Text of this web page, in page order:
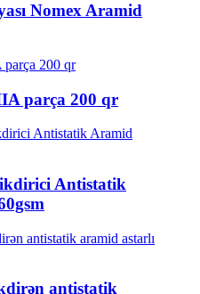
Nomex Aramid
parça 200 qr
Antistatik
antistatik